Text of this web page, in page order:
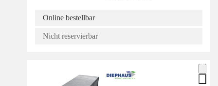
Online bestellbar
Nicht reservierbar